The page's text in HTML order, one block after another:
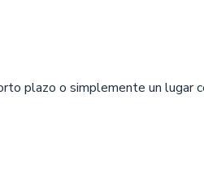
plazo o simplemente un lugar